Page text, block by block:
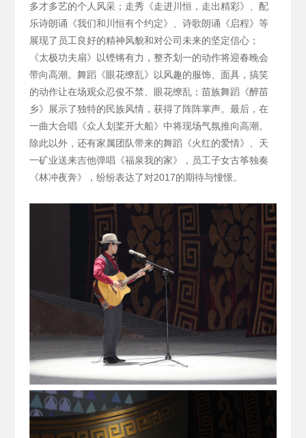
多才多艺的个人风采；走秀《走进川恒，走出精彩》、配
乐诗朗诵《我们和川恒有个约定》、诗歌朗诵《启程》等
展现了员工良好的精神风貌和对公司未来的坚定信心；
《太极功夫扇》以铿锵有力，整齐划一的动作将迎春晚会
带向高潮。舞蹈《眼花缭乱》以风趣的服饰、面具，搞笑
的动作让在场观众忍俊不禁、眼花缭乱；苗族舞蹈《醉苗
乡》展示了独特的民族风情，获得了阵阵掌声。最后，在
一曲大合唱《众人划桨开大船》中将现场气氛推向高潮。
除此以外，还有家属团队带来的舞蹈《火红的爱情》、天
一矿业送来吉他弹唱《福泉我的家》，员工子女古筝独奏
《林冲夜奔》，纷纷表达了对2017的期待与憧憬。